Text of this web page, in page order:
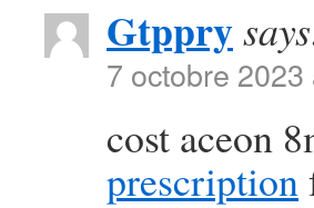
Gtppry
7 octobre
cost aceon
prescription